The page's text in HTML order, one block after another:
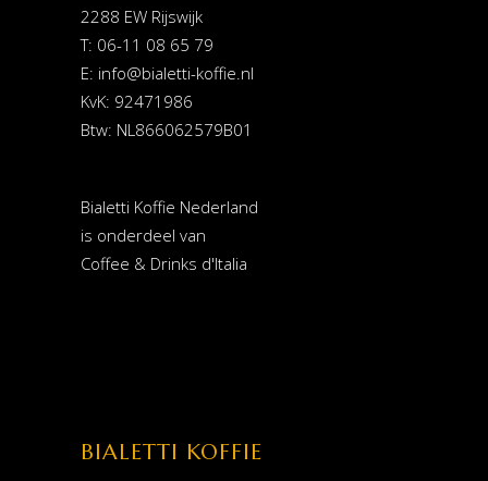
2288 EW Rijswijk
T: 06-11 08 65 79
E: info@bialetti-koffie.nl
KvK: 92471986
Btw: NL866062579B01
Bialetti Koffie Nederland
is onderdeel van
Coffee & Drinks d'Italia
BIALETTI KOFFIE